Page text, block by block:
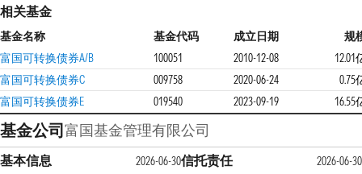
相关基金
基金名称 基金代码 成立日期
规
富国可转换债券A/B
100051 2010-12-08
12.01
富国可转换债券C
009758 2020-06-24
0.75
富国可转换债券E
019540 2023-09-19 16.55
基金公司富国基金管理有限公司
基本信息 2026-06-30信托责任 2026-06-30